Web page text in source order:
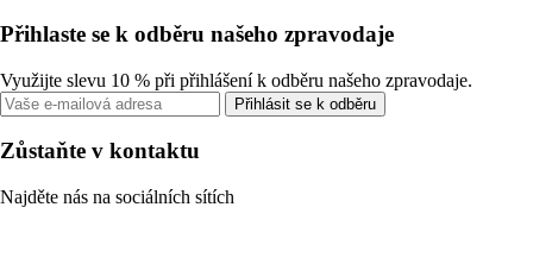
Přihlaste se k odběru našeho zpravodaje
Využijte slevu 10 % při přihlášení k odběru našeho zpravodaje.
Přihlásit se k odběru
Zůstaňte v kontaktu
Najděte nás na sociálních sítích